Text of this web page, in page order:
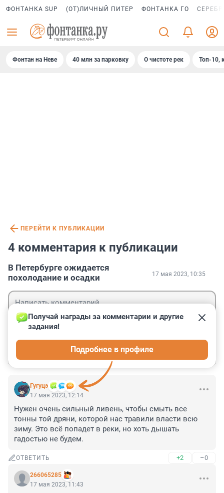
ФОНТАНКА SUP (ОТ)ЛИЧНЫЙ ПИТЕР ФОНТАНКА ГО
Фонтан на Неве 40 млн за парковку О чистоте рек Топ-10,
ПЕРЕЙТИ К ПУБЛИКАЦИИ
4 комментария к публикации
В Петербурге ожидается
похолодание и осадки
17 мая 2023, 10:35
Гугуцэ
Получай награды за комментарии и другие
задания!
Подробнее в профиле
17 мая 2023, 12:14
Нужен очень сильный ливень, чтобы смыть все
тонны той дряни, которой нас травили власти всю
зиму. Это всё попадет в реки, но хоть дышать
гадостью не будем.
ОТВЕТИТЬ +2 –0
266065285
17 мая 2023, 11:43